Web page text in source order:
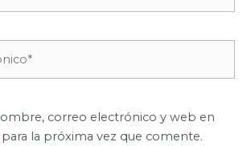
correo electrónico y web en
la próxima vez que comente.